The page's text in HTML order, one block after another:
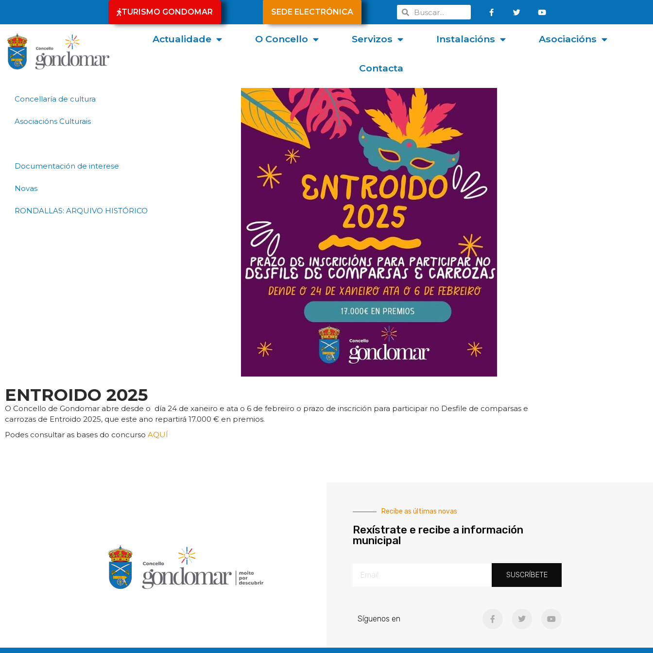
TURISMO GONDOMAR SEDE ELECTRÓNICA
Actualidade O Concello Servizos Instalacións Asociacións
Contacta
Concellaría de cultura
Asociacións Culturais
Documentación de interese
Novas
RONDALLAS: ARQUIVO HISTÓRICO
ENTROIDO 2025
O Concello de Gondomar abre desde o día 24 de xaneiro e ata o 6 de febreiro o prazo de inscrición para participar no Desfile de comparsas e
carrozas de Entroido 2025, que este ano repartirá 17.000 € en premios.
Podes consultar as bases do concurso AQUÍ
Recibe as últimas novas
Rexístrate e recibe a información
municipal
SUSCRÍBETE
Síguenos en